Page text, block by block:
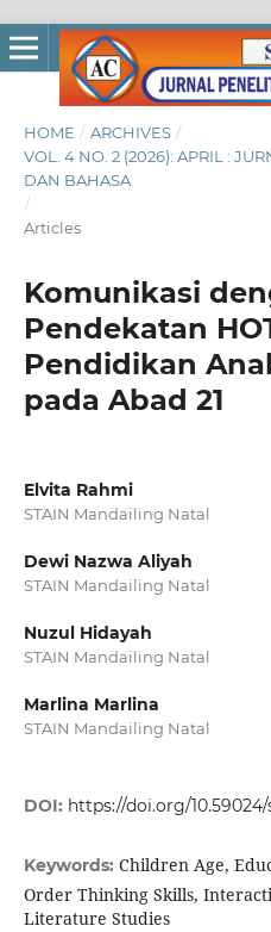
HOME / ARCHIVES /
VOL. 4 NO. 2 (2026): APRIL :
DAN BAHASA
/
Articles
Komunikasi
Pendekatan
Pendidikan
pada Abad 21
Elvita Rahmi
STAIN Mandailing Natal
Dewi Nazwa Aliyah
STAIN Mandailing Natal
Nuzul Hidayah
STAIN Mandailing Natal
Marlina Marlina
STAIN Mandailing Natal
DOI: https://doi.org/
Keywords: Children Age,
Order Thinking Skills,
Literature Studies